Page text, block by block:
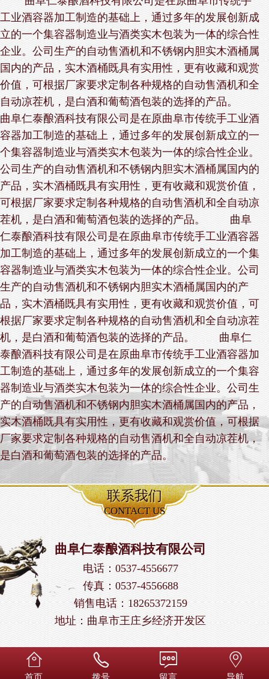
工业酒容器加工制造的基础上，通过多年的发展创新成
立的一个集容器制造业与酒类实木包装为一体的综合性
企业。公司生产的自动售酒机和不锈钢内胆实木酒桶属
国内的产品，实木酒桶既具有实用性，更有收藏和观赏
价值，可根据厂家要求定制各种规格的自动售酒机和全
自动凉茬机，是白酒和葡萄酒包装的选择的产品。
曲阜仁泰酿酒科技有限公司是在原曲阜市传统手工业酒
容器加工制造的基础上，通过多年的发展创新成立的一
个集容器制造业与酒类实木包装为一体的综合性企业。
公司生产的自动售酒机和不锈钢内胆实木酒桶属国内的
产品，实木酒桶既具有实用性，更有收藏和观赏价值，
可根据厂家要求定制各种规格的自动售酒机和全自动凉
茬机，是白酒和葡萄酒包装的选择的产品。 曲阜
仁泰酿酒科技有限公司是在原曲阜市传统手工业酒容器
加工制造的基础上，通过多年的发展创新成立的一个集
容器制造业与酒类实木包装为一体的综合性企业。公司
生产的自动售酒机和不锈钢内胆实木酒桶属国内的产
品，实木酒桶既具有实用性，更有收藏和观赏价值，可
根据厂家要求定制各种规格的自动售酒机和全自动凉茬
机，是白酒和葡萄酒包装的选择的产品。 曲阜仁
泰酿酒科技有限公司是在原曲阜市传统手工业酒容器加
工制造的基础上，通过多年的发展创新成立的一个集容
器制造业与酒类实木包装为一体的综合性企业。公司生
产的自动售酒机和不锈钢内胆实木酒桶属国内的产品，
实木酒桶既具有实用性，更有收藏和观赏价值，可根据
厂家要求定制各种规格的自动售酒机和全自动凉茬机，
是白酒和葡萄酒包装的选择的产品。
联系我们
CONTACT US
曲阜仁泰酿酒科技有限公司
电话：0537-4556677
传真：0537-4556688
销售电话：18265372159
地址：曲阜市王庄乡经济开发区
   